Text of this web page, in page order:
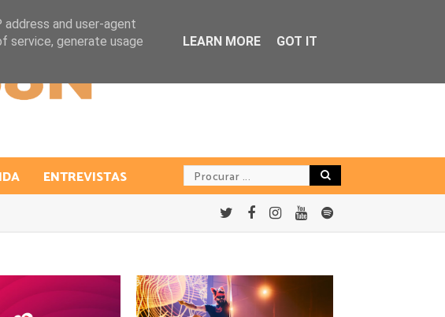
ENTREVISTAS
and user-agent
service, generate usage
LEARN MORE GOT IT